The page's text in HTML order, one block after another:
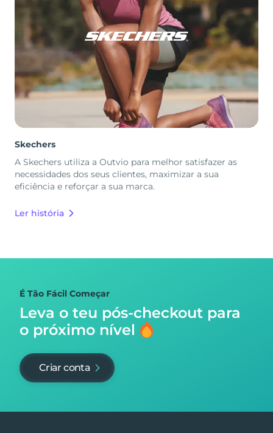
Skechers
A Skechers utiliza a Outvio para melhor satisfazer as
necessidades dos seus clientes, maximizar a sua
eficiência e reforçar a sua marca.
Ler história
É Tão Fácil Começar
Leva o teu pós-checkout para
o próximo nível
Criar conta